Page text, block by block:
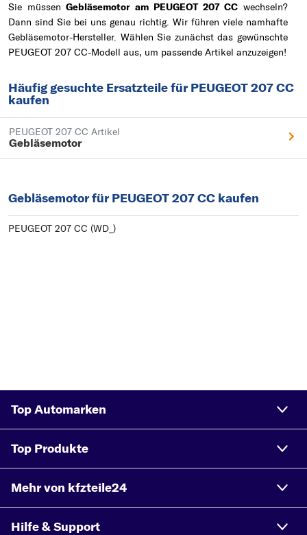
Sie müssenGebläsemotor am PEUGEOT 207 CC wechseln?
Dann sind Sie bei uns genau richtig. Wir führen viele namhafte
Gebläsemotor-Hersteller. Wählen Sie zunächst das gewünschte
PEUGEOT 207 CC-Modell aus, um passende Artikel anzuzeigen!
Häufig gesuchte Ersatzteile für PEUGEOT 207 CC
kaufen
PEUGEOT 207 CC Artikel
Gebläsemotor
Gebläsemotor für PEUGEOT 207 CC kaufen
PEUGEOT 207 CC (WD_)
Top Automarken
Top Produkte
Mehr von kfzteile24
Hilfe & Support